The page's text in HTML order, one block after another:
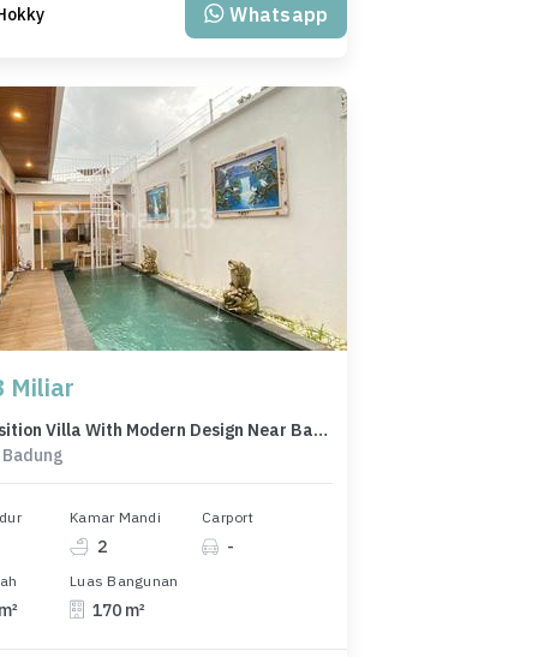
Whatsapp
Miliar
Hook Position Villa With Modern Design Near Batu Bolong Beach Canggu
Kamar Mandi
2
Carport
-
Luas Bangunan
170 m²